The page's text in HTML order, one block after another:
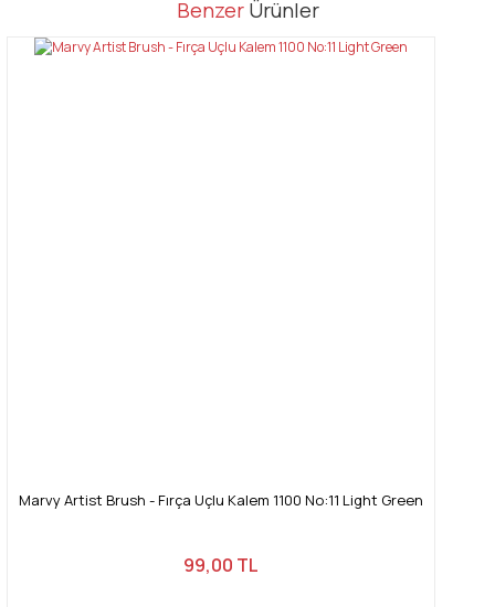
Bu ürüne ilk yorumu siz yapın!
Bu ürünün fiyat bilgisi, resim, ürün açıklamalarında ve diğer
tarafımıza iletebilirsiniz.
Benzer Ürünler
Marvy Artist Brush - Fırça Uçlu Kalem 1100 No:11 Light Green
99,00 TL